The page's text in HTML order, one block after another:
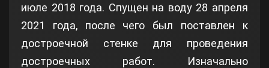
июле 2018 года. Спущен на воду 28 апреля
2021 года, после чего был поставлен к
достроечной стенке для проведения
достроечных работ. Изначально